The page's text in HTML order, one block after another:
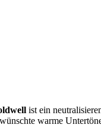
ist ein
warme